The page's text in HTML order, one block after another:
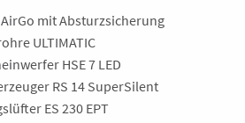
mit Absturzsicherung
ULTIMATIC
HSE 7 LED
RS 14 SuperSilent
ES 230 EPT